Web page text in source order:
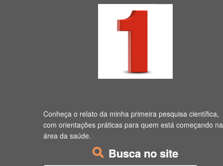
Conheça o relato da minha primeira pesquisa científica,
com orientações práticas para quem está começando na
área da saúde.
Busca no site